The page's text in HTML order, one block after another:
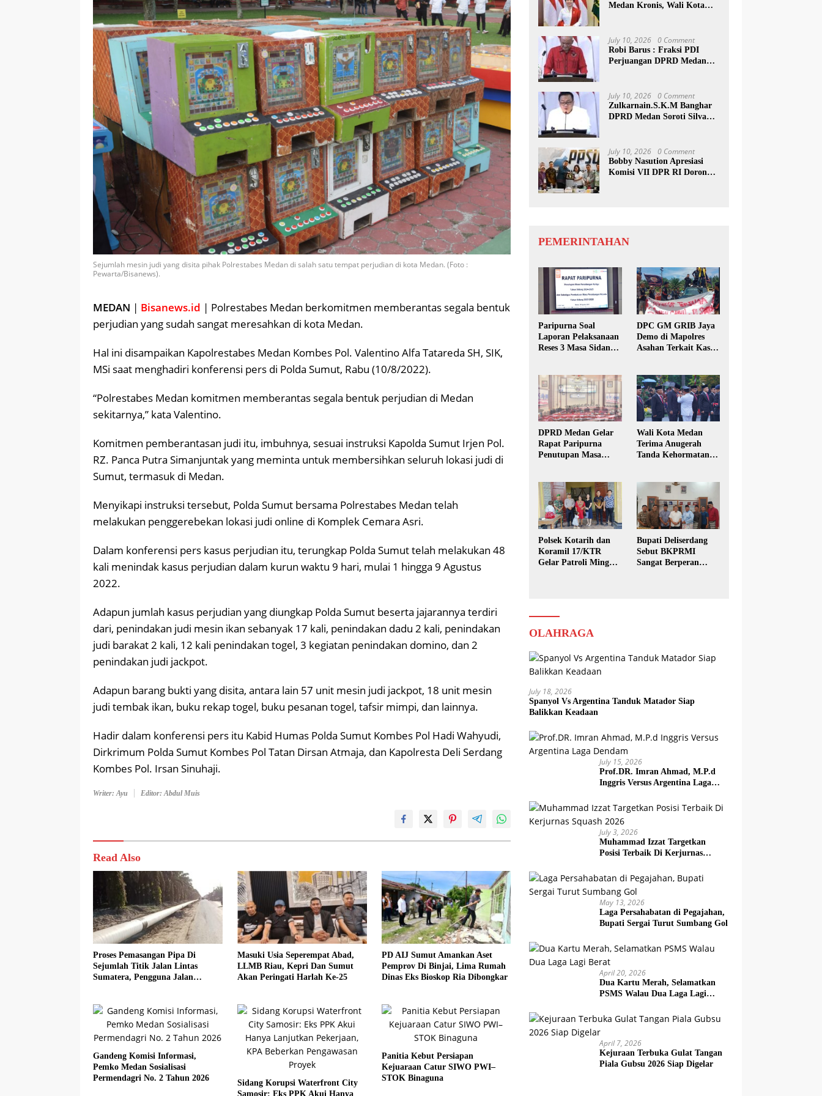
Sejumlah mesin judi yang disita pihak Polrestabes Medan di salah satu tempat perjudian di kota Medan. (Foto :
Pewarta/Bisanews).
MEDAN | Bisanews.id | Polrestabes Medan berkomitmen memberantas segala bentuk
perjudian yang sudah sangat meresahkan di kota Medan.
Hal ini disampaikan Kapolrestabes Medan Kombes Pol. Valentino Alfa Tatareda SH, SIK,
MSi saat menghadiri konferensi pers di Polda Sumut, Rabu (10/8/2022).
“Polrestabes Medan komitmen memberantas segala bentuk perjudian di Medan
sekitarnya,” kata Valentino.
Komitmen pemberantasan judi itu, imbuhnya, sesuai instruksi Kapolda Sumut Irjen Pol.
RZ. Panca Putra Simanjuntak yang meminta untuk membersihkan seluruh lokasi judi di
Sumut, termasuk di Medan.
Menyikapi instruksi tersebut, Polda Sumut bersama Polrestabes Medan telah
melakukan penggerebekan lokasi judi online di Komplek Cemara Asri.
Dalam konferensi pers kasus perjudian itu, terungkap Polda Sumut telah melakukan 48
kali menindak kasus perjudian dalam kurun waktu 9 hari, mulai 1 hingga 9 Agustus
2022.
Adapun jumlah kasus perjudian yang diungkap Polda Sumut beserta jajarannya terdiri
dari, penindakan judi mesin ikan sebanyak 17 kali, penindakan dadu 2 kali, penindakan
judi barakat 2 kali, 12 kali penindakan togel, 3 kegiatan penindakan domino, dan 2
penindakan judi jackpot.
Adapun barang bukti yang disita, antara lain 57 unit mesin judi jackpot, 18 unit mesin
judi tembak ikan, buku rekap togel, buku pesanan togel, tafsir mimpi, dan lainnya.
Hadir dalam konferensi pers itu Kabid Humas Polda Sumut Kombes Pol Hadi Wahyudi,
Dirkrimum Polda Sumut Kombes Pol Tatan Dirsan Atmaja, dan Kapolresta Deli Serdang
Kombes Pol. Irsan Sinuhaji.
Writer: Ayu Editor: Abdul Muis
Read Also
Proses Pemasangan Pipa Di
Sejumlah Titik Jalan Lintas
Sumatera, Pengguna Jalan
Masuki Usia Seperempat Abad,
LLMB Riau, Kepri Dan Sumut
Akan Peringati Harlah Ke-25
PD AIJ Sumut Amankan Aset
Pemprov Di Binjai, Lima Rumah
Dinas Eks Bioskop Ria Dibongkar
Gandeng Komisi Informasi,
Pemko Medan Sosialisasi
Permendagri No. 2 Tahun 2026
Sidang Korupsi Waterfront City
Samosir: Eks PPK Akui Hanya
Panitia Kebut Persiapan
Kejuaraan Catur SIWO PWI–
STOK Binaguna
Medan Kronis, Wali Kota
July 10, 2026 0 Comment
Robi Barus : Fraksi PDI
Perjuangan DPRD Medan
July 10, 2026 0 Comment
Zulkarnain.S.K.M Banghar
DPRD Medan Soroti Silva
July 10, 2026 0 Comment
Bobby Nasution Apresiasi
Komisi VII DPR RI Dorong
PEMERINTAHAN
Paripurna Soal
Laporan Pelaksanaan
Reses 3 Masa Sidang
DPC GM GRIB Jaya
Demo di Mapolres
Asahan Terkait Kasus
DPRD Medan Gelar
Rapat Paripurna
Penutupan Masa
Wali Kota Medan
Terima Anugerah
Tanda Kehormatan
Polsek Kotarih dan
Koramil 17/KTR
Gelar Patroli Minggu
Bupati Deliserdang
Sebut BKPRMI
Sangat Berperan
OLAHRAGA
July 18, 2026
Spanyol Vs Argentina Tanduk Matador Siap
Balikkan Keadaan
July 15, 2026
Prof.DR. Imran Ahmad, M.P.d
Inggris Versus Argentina Laga
July 3, 2026
Muhammad Izzat Targetkan
Posisi Terbaik Di Kerjurnas
May 13, 2026
Laga Persahabatan di Pegajahan,
Bupati Sergai Turut Sumbang Gol
April 20, 2026
Dua Kartu Merah, Selamatkan
PSMS Walau Dua Laga Lagi
April 7, 2026
Kejuraan Terbuka Gulat Tangan
Piala Gubsu 2026 Siap Digelar